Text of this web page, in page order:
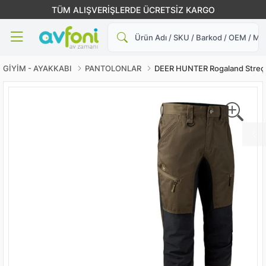
TÜM ALIŞVERİŞLERDE ÜCRETSİZ KARGO
GİYİM - AYAKKABI PANTOLONLAR DEER HUNTER Rogaland